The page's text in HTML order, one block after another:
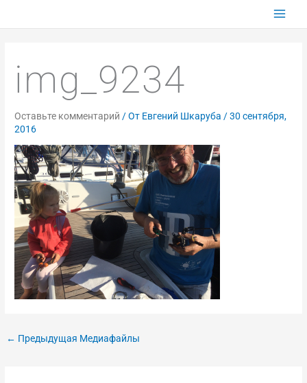
img_9234
Оставьте комментарий / От Евгений Шкаруба /30 сентября,
2016
← Предыдущая Медиафайлы